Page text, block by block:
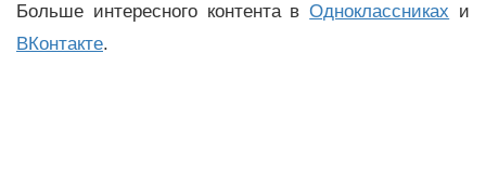
Больше интересного контента вОдноклассниках и
ВКонтакте.